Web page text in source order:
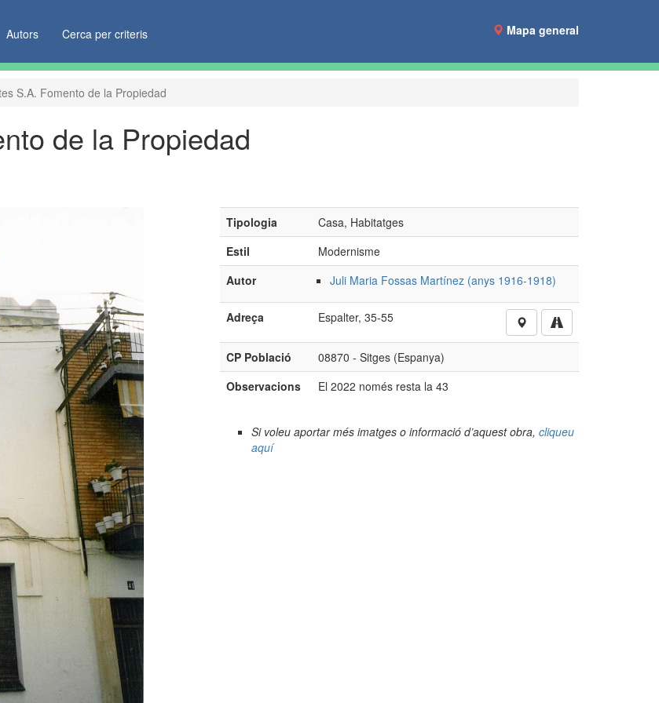
Autors Cerca per criteris Mapa general
S.A. Fomento de la Propiedad
de la Propiedad
Tipologia
Casa, Habitatges
Estil
Modernisme
Autor
Juli Maria Fossas Martínez (anys 1916-1918)
Adreça Espalter, 35-55
CP Població
08870 - Sitges (Espanya)
Observacions
El 2022 només resta la 43
Si voleu aportar més imatges o informació d’aquest obra, cliqueu
aquí